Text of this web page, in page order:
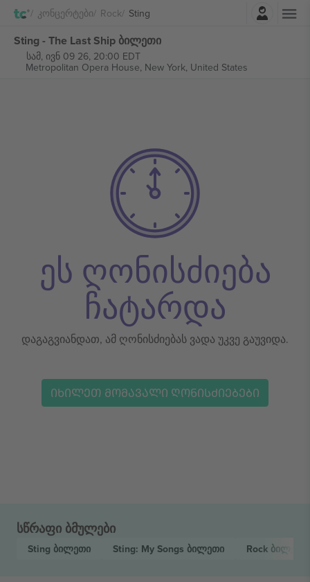
Კონცერტები Rock Sting
Sting - The Last Ship ბილეთი
სამ, ივნ 09 26, 20:00 EDT
Metropolitan Opera House, New York, United States
ეს ღონისძიება
ჩატარდა
დაგაგვიანდათ, ამ ღონისძიებას ვადა უკვე გაუვიდა.
ᲘᲮᲘᲚᲔᲗ ᲛᲝᲛᲐᲕᲐᲚᲘ ᲦᲝᲜᲘᲡᲫᲘᲔᲑᲔᲑᲘ
სწრაფი ბმულები
Sting ბილეთი Sting: My Songs ბილეთი Rock ბილეთი